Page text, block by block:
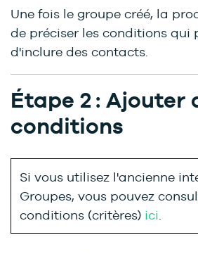
Une fois le groupe créé, la
de préciser les conditions qui
d'inclure des contacts.
Étape 2 : Ajouter
conditions
Si vous utilisez l'ancienne
Groupes, vous pouvez
conditions (critères) ici.